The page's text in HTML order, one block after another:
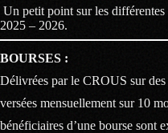
Un petit point sur les différentes
2025 – 2026.
BOURSES :
Délivrées par le CROUS sur
versées mensuellement sur 10
bénéficiaires d’une bourse sont